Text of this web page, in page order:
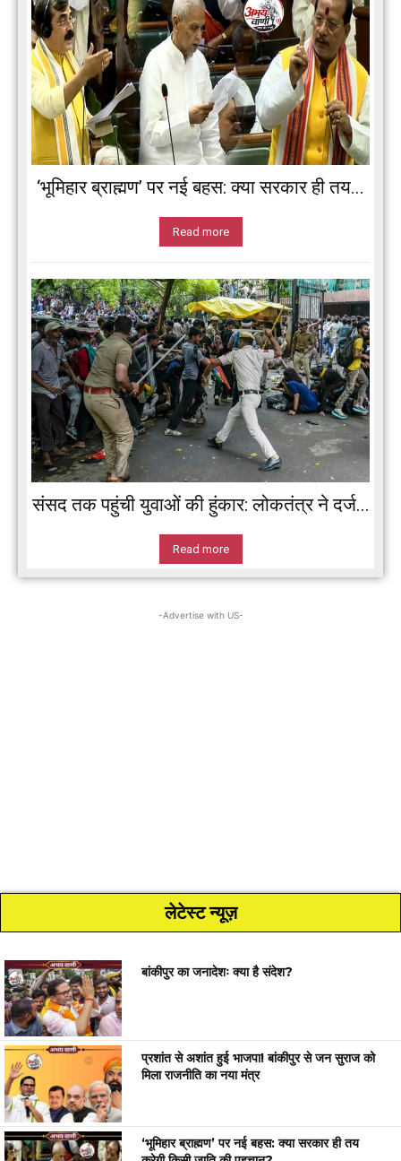
‘भूमिहार ब्राह्मण’ पर नई बहस: क्या सरकार ही तय...
Read more
संसद तक पहुंची युवाओं की हुंकार: लोकतंत्र ने दर्ज...
Read more
-Advertise with US-
लेटेस्ट न्यूज़
बांकीपुर का जनादेशः क्या है संदेश?
प्रशांत से अशांत हुई भाजपा! बांकीपुर से जन सुराज को
मिला राजनीति का नया मंत्र
‘भूमिहार ब्राह्मण’ पर नई बहस: क्या सरकार ही तय